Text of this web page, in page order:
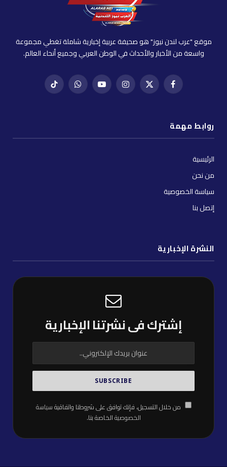
موقع "عرب لندن نيوز" هو صحيفة عربية إخبارية شاملة تغطي مجموعة
واسعة من الأخبار والأحداث في الوطن العربي وجميع أنحاء العالم.
فيسبوكX
إنستغراميوتيوب واتساب تيك
روابط مهمة
الرئيسية
من نحن
سياسة الخصوصية
إتصل بنا
النشرة الإخبارية
إشترك فى نشرتنا الإخبارية
من خلال التسجيل، فإنك توافق على شروطنا واتفاقيةسياسة
الخصوصيةالخاصة بنا.